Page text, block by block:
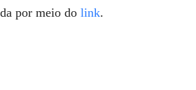
por meio do link.